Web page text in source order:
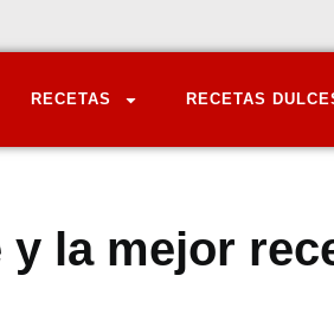
RECETAS RECETAS
y la mejor